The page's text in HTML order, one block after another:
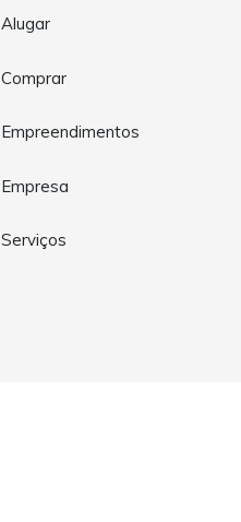
Alugar
Comprar
Empreendimentos
Empresa
Serviços